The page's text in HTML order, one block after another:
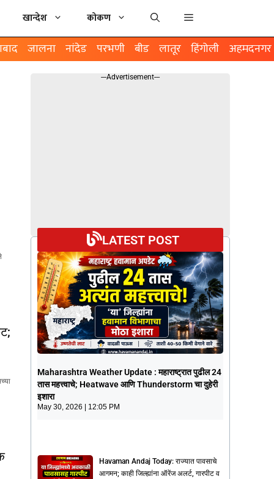
खान्देश कोकण
जालना नांदेड परभणी बीड लातूर हिंगोली अहमदनगर
---Advertisement---
LATEST POST
Maharashtra Weather Update : महाराष्ट्रात पुढील 24
तास महत्त्वाचे; Heatwave आणि Thunderstorm चा दुहेरी
इशारा
May 30, 2026 12:05 PM
महाराष्ट्रात पुढील 24 तास महत्त्वाचे;
Heatwave आणि Thunderstorm चा दुहेरी
May 30, 2026
Havaman Andaj Today: राज्यात पावसाचे
आगमन; काही जिल्ह्यांना ऑरेंज अलर्ट, गारपीट व